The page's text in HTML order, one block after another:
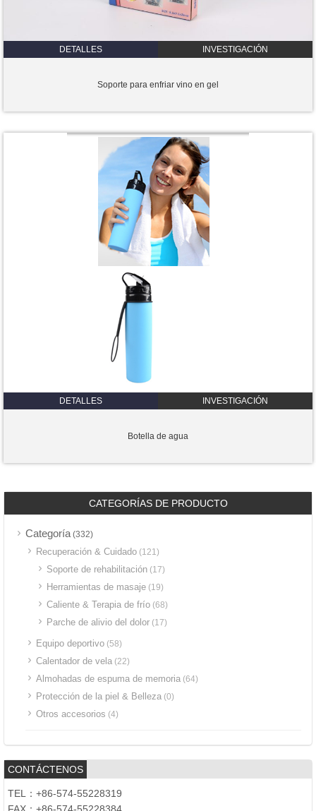
DETALLES INVESTIGACIÓN
Soporte para enfriar vino en gel
DETALLES INVESTIGACIÓN
Botella de agua
CATEGORÍAS DE PRODUCTO
Categoría(332)
Recuperación & Cuidado (121)
Soporte de rehabilitación (17)
Herramientas de masaje (19)
Caliente & Terapia de frío (68)
Parche de alivio del dolor (17)
Equipo deportivo (58)
Calentador de vela (22)
Almohadas de espuma de memoria (64)
Protección de la piel & Belleza (0)
Otros accesorios (4)
CONTÁCTENOS
TEL：+86-574-55228319